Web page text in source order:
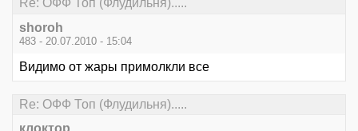
Re: ОФФ Топ (Флудильня).....
shoroh
483 - 20.07.2010 - 15:04
Видимо от жары примолкли все
Re: ОФФ Топ (Флудильня).....
клоктор